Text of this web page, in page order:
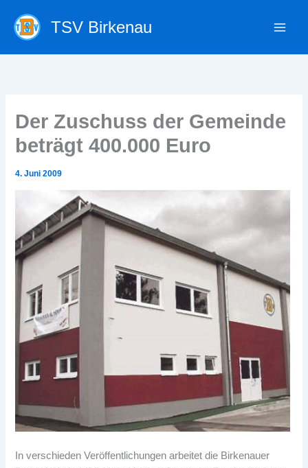
Inhalt
springen
TSV Birkenau
Der Zuschuss der Gemeinde
beträgt 400.000 Euro
4. Juni 2009
In verschieden Veröffentlichungen arbeitet die Birkenauer